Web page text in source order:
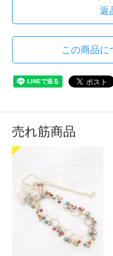
返
この商品に
売れ筋商品